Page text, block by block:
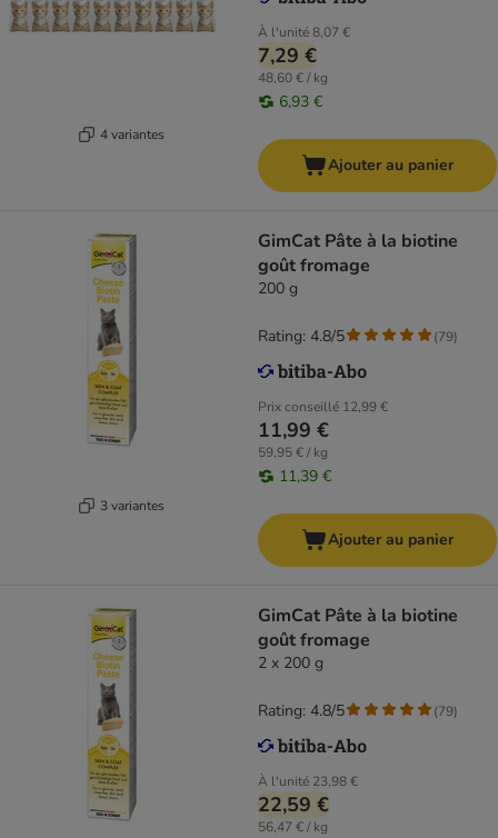
4 variantes
À l'unité8,07 €
7,29 €
48,60 € / kg
6,93 €
Ajouter au panier
3 variantes
GimCat Pâte à la biotine
goût fromage
200 g
Prix conseillé 12,99 €
11,99 €
59,95 € / kg
11,39 €
Rating: 4.8/5 (79)
Ajouter au panier
GimCat Pâte à la biotine
goût fromage
2 x 200 g
À l'unité 23,98 €
22,59 €
56,47 € / kg
Rating: 4.8/5 (79)